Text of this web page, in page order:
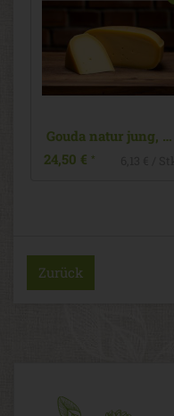
Gouda natur jung, Burglahr
24,50 €*
Zurück